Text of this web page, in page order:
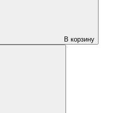
В корзину